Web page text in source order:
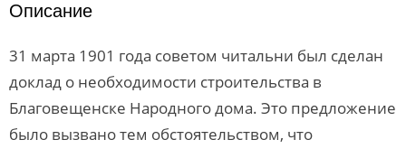
Описание
31 марта 1901 года советом читальни был сделан
доклад о необходимости строительства в
Благовещенске Народного дома. Это предложение
было вызвано тем обстоятельством, что